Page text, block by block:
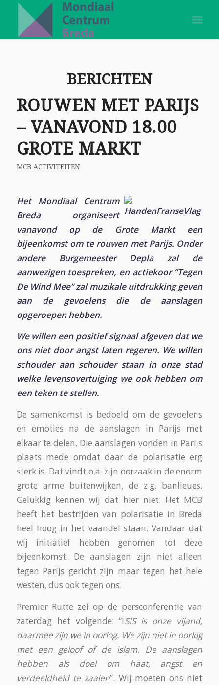
BERICHTEN
ROUWEN MET PARIJS
– VANAVOND 18.00
GROTE MARKT
MCB ACTIVITEITEN
Het Mondiaal Centrum
Breda organiseert
vanavond op de Grote Markt een
bijeenkomst om te rouwen met Parijs. Onder
andere Burgemeester Depla zal de
aanwezigen toespreken, en actiekoor “Tegen
De Wind Mee” zal muzikale uitdrukking geven
aan de gevoelens die de aanslagen
opgeroepen hebben.
We willen een positief signaal afgeven dat we
ons niet door angst laten regeren. We willen
schouder aan schouder staan in onze stad
welke levensovertuiging we ook hebben om
een teken te stellen.
De samenkomst is bedoeld om de gevoelens
en emoties na de aanslagen in Parijs met
elkaar te delen. Die aanslagen vonden in Parijs
plaats mede omdat daar de polarisatie erg
sterk is. Dat vindt o.a. zijn oorzaak in de enorm
grote arme buitenwijken, de z.g. banlieues.
Gelukkig kennen wij dat hier niet. Het MCB
heeft het bestrijden van polarisatie in Breda
heel hoog in het vaandel staan. Vandaar dat
wij initiatief hebben genomen tot deze
bijeenkomst. De aanslagen zijn niet alleen
tegen Parijs gericht zijn maar tegen het hele
westen, dus ook tegen ons.
Premier Rutte zei op de persconferentie van
zaterdag het volgende: “ISIS is onze vijand,
daarmee zijn we in oorlog. We zijn niet in oorlog
met een geloof of de islam. De aanslagen
hebben als doel om haat, angst en
verdeeldheid te zaaien”. Wij moeten ons niet